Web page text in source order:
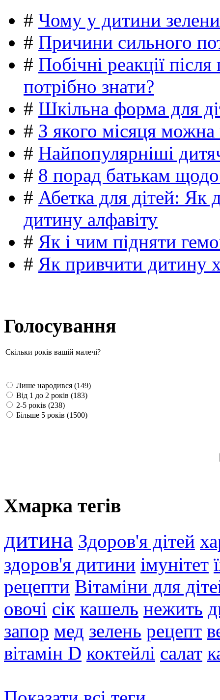
# Чому у дитини
# Причини сильного
# Побічні реакції
потрібно знати?
# Шкільна форма для
# З якого місяця можна
# Найпопулярніші
# 8 порад батькам
# Абетка для дітей: Як
дитину алфавіту
# Як і чим підняти
# Як привчити дитину
Голосування
Скільки років вашій малечі?
Лише народився (149)
Від 1 до 2 років (183)
2-5 років (238)
Більше 5 років (1500)
Хмарка тегів
дитина Здоров'я дітей
здоров'я дитини імунітет
рецепти Вітаміни для
овочі сік кашель нежить
запор мед зелень рецепт
вітамін D коктейлі салат